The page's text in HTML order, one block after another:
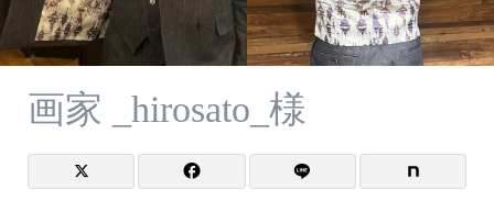
画家 _hirosato_様